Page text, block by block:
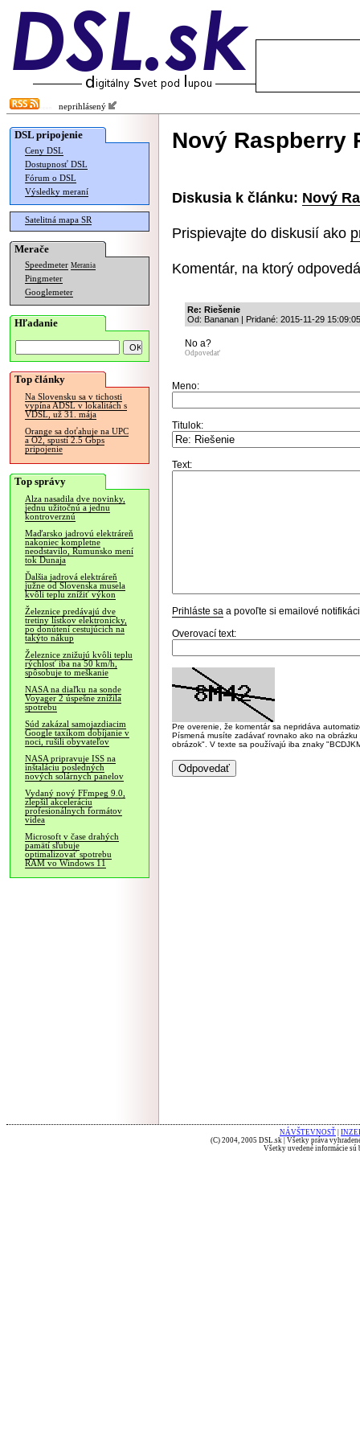
neprihlásený
DSL pripojenie
Ceny DSL
Dostupnosť DSL
Fórum o DSL
Výsledky meraní
Satelitná mapa SR
Merače
Speedmeter Merania
Pingmeter
Googlemeter
Hľadanie
Top články
Na Slovensku sa v tichosti
vypína ADSL v lokalitách s
VDSL, už 31. mája
Orange sa doťahuje na UPC
a O2, spustí 2.5 Gbps
pripojenie
Top správy
Alza nasadila dve novinky,
jednu užitočnú a jednu
kontroverznú
Maďarsko jadrovú elektráreň
nakoniec kompletne
neodstavilo, Rumunsko mení
tok Dunaja
Ďalšia jadrová elektráreň
južne od Slovenska musela
kvôli teplu znížiť výkon
Železnice predávajú dve
tretiny lístkov elektronicky,
po donútení cestujúcich na
takýto nákup
Železnice znižujú kvôli teplu
rýchlosť iba na 50 km/h,
spôsobuje to meškanie
NASA na diaľku na sonde
Voyager 2 úspešne znížila
spotrebu
Súd zakázal samojazdiacim
Google taxíkom dobíjanie v
noci, rušili obyvateľov
NASA pripravuje ISS na
inštaláciu posledných
nových solárnych panelov
Vydaný nový FFmpeg 9.0,
zlepšil akceleráciu
profesionálnych formátov
videa
Microsoft v čase drahých
pamätí sľubuje
optimalizovať spotrebu
RAM vo Windows 11
Nový Raspberry
Diskusia k článku: Nový
Prispievajte do diskusií ako
Komentár, na ktorý
Re: Riešenie
Od: Bananan | Pridané: 2015-11-29 15:09:05
No a?
Odpovedať
Meno:
Titulok:
Text:
Prihláste sa a povoľte si emailové
Overovací text:
Pre overenie, že komentár sa nepridáva
Písmená musíte zadávať rovnako ako na
obrázok". V texte sa používajú iba znaky
NÁVŠTEVNOSŤ
(C) 2004, 2005 DSL.sk | Všetky práva
Všetky uvedené informácie sú